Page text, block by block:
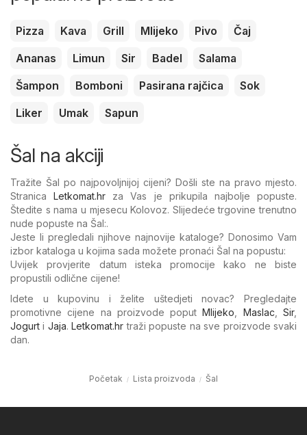
Pizza Kava Grill Mlijeko Pivo
Čaj
Ananas
Limun Sir Badel
Salama
Šampon
Bomboni Pasirana rajčica
Sok
Liker
Umak Sapun
Šal na akciji
Tražite Šal po najpovoljnijoj cijeni? Došli ste na pravo mjesto.
StranicaLetkomat.hr za Vas je prikupila najbolje popuste.
Štedite s nama u mjesecu Kolovoz. Slijedeće trgovine trenutno
nude popuste na Šal:.
Jeste li pregledali njihove najnovije kataloge? Donosimo Vam
izbor kataloga u kojima sada možete pronaći Šal na popustu:
Uvijek provjerite datum isteka promocije kako ne biste
propustili odlične cijene!
Idete u kupovinu i želite uštedjeti novac? Pregledajte
promotivne cijene na proizvode poputMlijeko Maslac ,Sir,
Jogurt i Jaja.Letkomat.hr traži popuste na sve proizvode svaki
dan.
Početak Lista proizvoda Šal